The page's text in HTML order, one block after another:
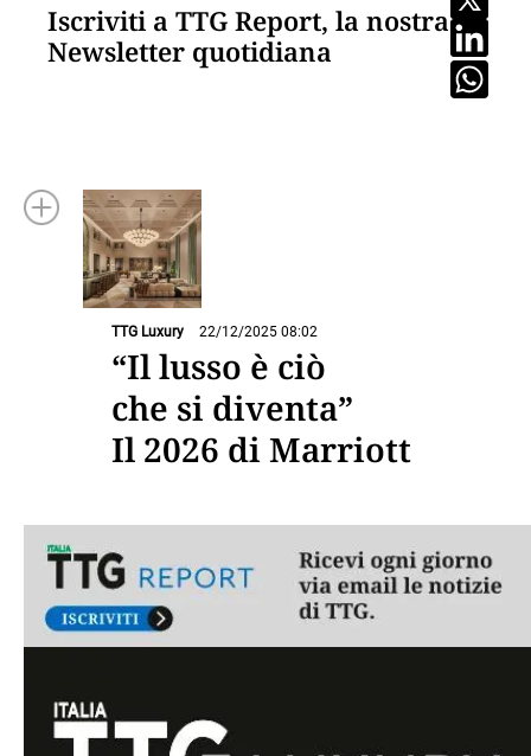
Iscriviti a TTG Report, la nostra
Newsletter quotidiana
TTG Luxury 22/12/2025 08:02
“Il lusso è ciò
che si diventa”
Il 2026 di Marriott